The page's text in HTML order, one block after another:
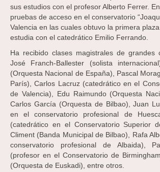
sus estudios con el profesor Alberto Ferrer.
pruebas de acceso en el conservatorio
Valencia en las cuales obtuvo la primera
estudia con el catedrático Emilio Ferrando.
Ha recibido clases magistrales de grandes
José Franch-Ballester (solista
(Orquesta Nacional de España), Pascal
París), Carlos Lacruz (catedrático en el
de Valencia), Edu Raimundo (Orquesta
Carlos García (Orquesta de Bilbao), Juan
en el conservatorio profesional de
(catedrático en el Conservatorio Superior
Climent (Banda Municipal de Bilbao), Rafa
conservatorio profesional de Albaida),
(profesor en el Conservatorio de
(Orquesta de Euskadi), entre otros.